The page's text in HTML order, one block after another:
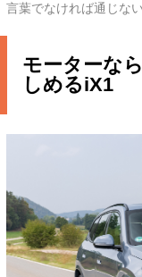
言葉でなければ通じな
モーターな
しめるiX1